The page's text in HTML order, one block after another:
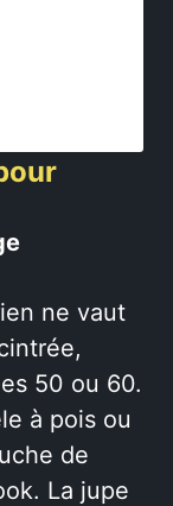
ne vaut
50 ou 60.
à pois ou
de
La jupe